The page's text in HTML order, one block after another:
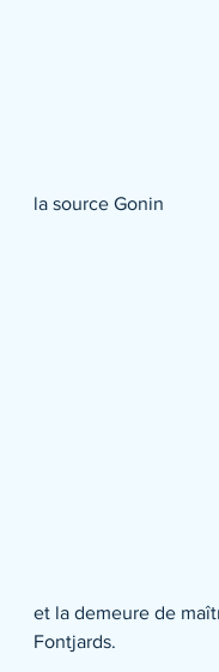
la source Gonin
et la demeure de
Fontjards.